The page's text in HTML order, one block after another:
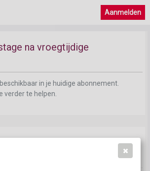
Aanmelden
na vroegtijdige
in je huidige abonnement.
verder te helpen.
gerechtvaardigde